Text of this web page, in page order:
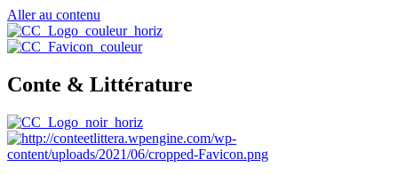
Aller au contenu
Conte & Littérature